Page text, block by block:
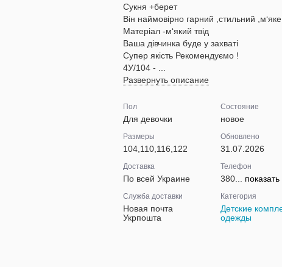
Сукня +берет
Він наймовірно гарний ,стильний
Матеріал -м‘який твід
Ваша дівчинка буде у захваті
Супер якість Рекомендуємо !
4У/104 - ...
Развернуть описание
Пол
Для девочки
Размеры
104,110,116,122
Доставка
По всей Украине
Служба доставки
Новая почта
Укрпошта
Состояние
новое
Обновлено
31.07.2026
Телефон
380... показать
Категория
Детские
одежды